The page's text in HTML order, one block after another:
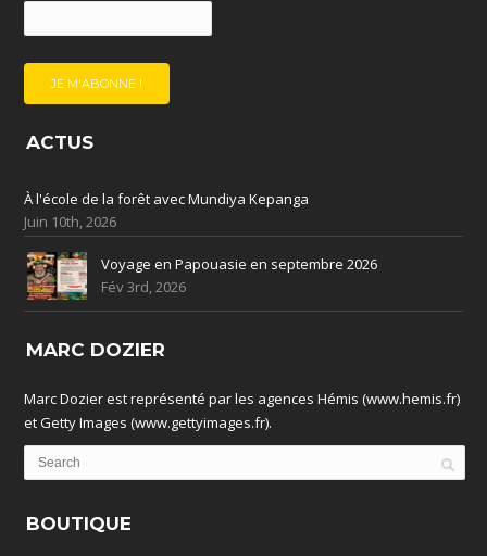
ACTUS
À l'école de la forêt avec Mundiya Kepanga
Juin 10th, 2026
Voyage en Papouasie en septembre 2026
Fév 3rd, 2026
MARC DOZIER
Marc Dozier est représenté par les agences Hémis (www.hemis.fr)
et Getty Images (www.gettyimages.fr).
BOUTIQUE